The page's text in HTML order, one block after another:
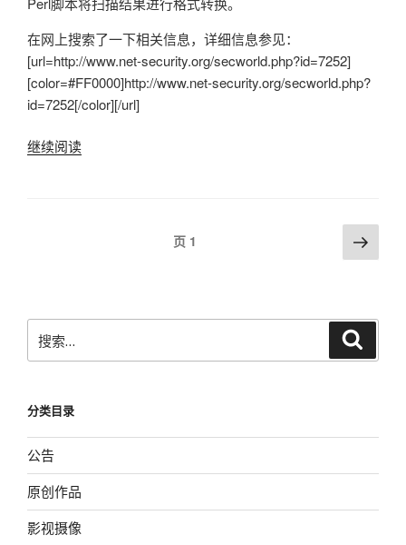
保
护
<
转
在网上搜索了一下相关信息，详细信息参见：
[url=http://www.net-security.org/secworld.php?id=7252]
[color=#FF0000]http://www.net-security.org/secworld.php?
id=7252[/color][/url]
继续阅读
航
页 1 下
一
搜
索：
分类目录
公告
原创作品
影视摄像